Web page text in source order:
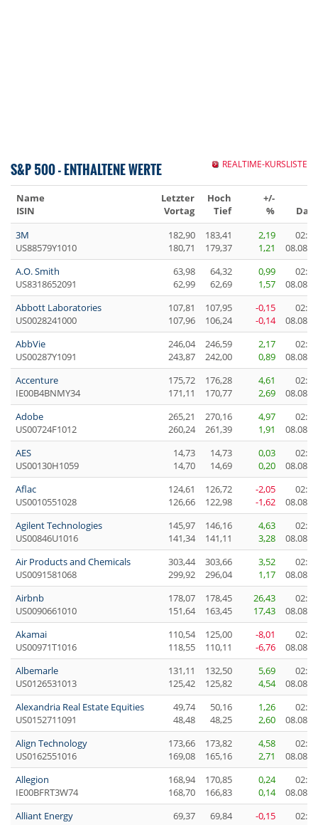
S&P 500 - ENTHALTENE WERTE REALTIME-KURSLISTE
Name
ISIN
Letzter
Vortag
Hoch
Tief
+/-
%
3M
US88579Y1010
182,90
180,71
183,41
179,37
2,19
1,21
A.O. Smith
US8318652091
63,98
62,99
64,32
62,69
0,99
1,57
Abbott Laboratories
US0028241000
107,81
107,96
107,95
106,24
-0,15
-0,14
AbbVie
US00287Y1091
246,04
243,87
246,59
242,00
2,17
0,89
Accenture
IE00B4BNMY34
175,72
171,11
176,28
170,77
4,61
2,69
Adobe
US00724F1012
265,21
260,24
270,16
261,39
4,97
1,91
AES
US00130H1059
14,73
14,70
14,73
14,69
0,03
0,20
Aflac
US0010551028
124,61
126,66
126,72
122,98
-2,05
-1,62
Agilent Technologies
US00846U1016
145,97
141,34
146,16
141,11
4,63
3,28
Air Products and Chemicals
US0091581068
303,44
299,92
303,66
296,04
3,52
1,17
Airbnb
US0090661010
178,07
151,64
178,45
163,45
26,43
17,43
Akamai
US00971T1016
110,54
118,55
125,00
110,11
-8,01
-6,76
Albemarle
US0126531013
131,11
125,42
132,50
125,82
5,69
4,54
Alexandria Real Estate Equities
US0152711091
49,74
48,48
50,16
48,25
1,26
2,60
Align Technology
US0162551016
173,66
169,08
173,82
165,16
4,58
2,71
Allegion
IE00BFRT3W74
168,94
168,70
170,85
166,83
0,24
0,14
Alliant Energy
69,37
69,84
-0,15